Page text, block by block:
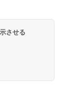
させる